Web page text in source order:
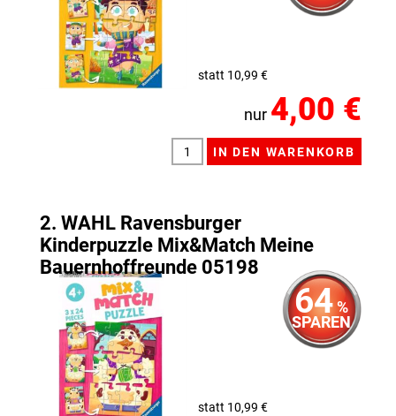
statt 10,99 €
nur 4,00 €
2. WAHL Ravensburger
Kinderpuzzle Mix&Match Meine
Bauernhoffreunde 05198
64%
SPAREN
statt 10,99 €